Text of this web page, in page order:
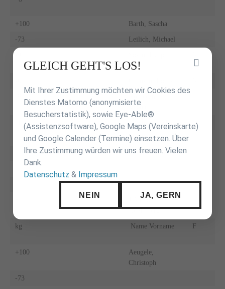
+100 Barth, Sascha
-73 Leilich, Michael
Michael
-100 Thiemann, Markus
zur Tabelle
Jukadio
Heidelberg
kg Name Vorname F
+100
Aeugele,
Christoph
-73
Inhalt
GLEICH GEHT'S LOS!
Mit Ihrer Zustimmung möchten wir Cookies des
Dienstes Matomo (anonymisierte
Besucherstatistik), sowie Eye-Able®
(Assistenzsoftware), Google Maps (Vereinskarte)
und Google Calender (Termine) einsetzen. Über
Ihre Zustimmung würden wir uns freuen. Vielen
Dank.
Datenschutz & Impressum
NEIN JA, GERN